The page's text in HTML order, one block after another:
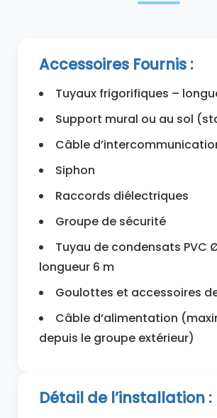
Accessoires Fournis :
Tuyaux frigorifiques –
Support mural ou au sol
Câble
Siphon
Raccords diélectriques
Groupe de sécurité
Tuyau de condensats PVC
longueur 6 m
Goulottes et accessoires
Câble d’alimentation
depuis le groupe extérieur)
Détail de l’installation :